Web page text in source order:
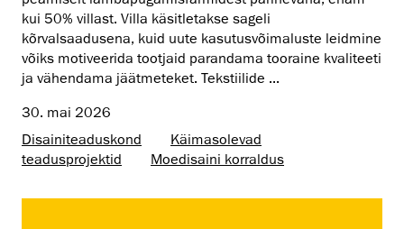
kui 50% villast. Villa käsitletakse sageli
kõrvalsaadusena, kuid uute kasutusvõimaluste leidmine
võiks motiveerida tootjaid parandama tooraine kvaliteeti
ja vähendama jäätmeteket. Tekstiilide ...
30. mai 2026
Disaini­­teaduskond
Käimasolevad
teadusprojektid
Moedisaini korraldus